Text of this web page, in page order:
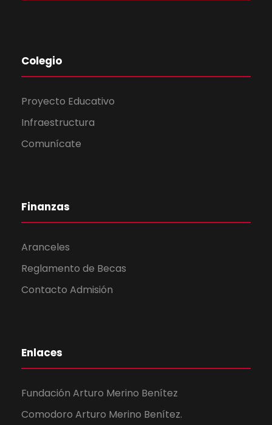
Colegio
Proyecto Educativo
Infraestructura
Comunícate
Finanzas
Aranceles
Reglamento de Becas
Contacto Admisión
Enlaces
Fundación Arturo Merino Benítez
Comodoro Arturo Merino Benítez.